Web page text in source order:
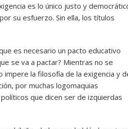
es lo único justo y
su esfuerzo. Sin ella, los títulos
es necesario un pacto educativo
se va a pactar? Mientras no se
la filosofía de la exigencia y
por muchas logomaquias
que dicen ser de izquierdas